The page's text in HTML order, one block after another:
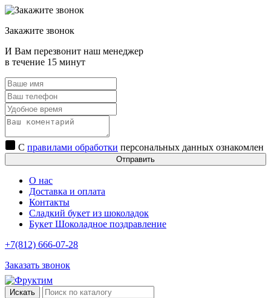
Закажите звонок
И Вам перезвонит наш менеджер
в течение 15 минут
С правилами обработки персональных данных ознакомлен
Отправить
О нас
Доставка и оплата
Контакты
Сладкий букет из шоколадок
Букет Шоколадное поздравление
+7(812) 666-07-28
Заказать звонок